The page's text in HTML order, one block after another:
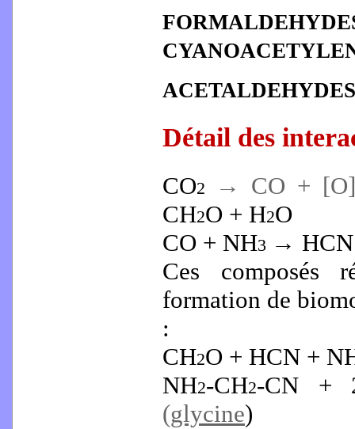
ACETALDEHYDES
Détail des
CO2
→ CO +
CH2O + H2O
CO + NH3 →
Ces composés
formation de
:
CH2O + HCN +
NH2-CH2-CN +
(glycine)